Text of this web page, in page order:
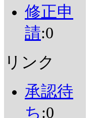
修正申
請:0
リンク
承認待
ち :0